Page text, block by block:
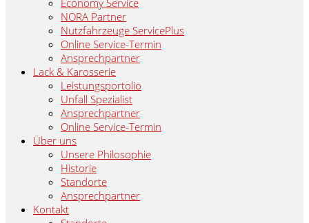
Economy Service
NORA Partner
Nutzfahrzeuge ServicePlus
Online Service-Termin
Ansprechpartner
Lack & Karosserie
Leistungsportolio
Unfall Spezialist
Ansprechpartner
Online Service-Termin
Über uns
Unsere Philosophie
Historie
Standorte
Ansprechpartner
Kontakt